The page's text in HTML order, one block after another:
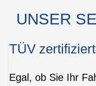
UNSER
TÜV
Egal, ob Sie Ihr